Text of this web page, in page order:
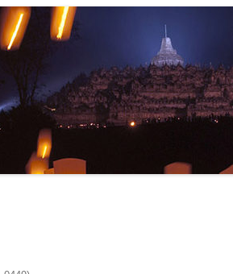
キ
準備 ‐ ビザ・気候・時差 ‐
全な旅のために ‐ 治安・衛
な旅のために ‐ トイレ・
呂・虫対策 ‐
ナーとタブー ‐ 服装・たば
ト カレンダー
ITAS(KITAS)を
学生の方へ